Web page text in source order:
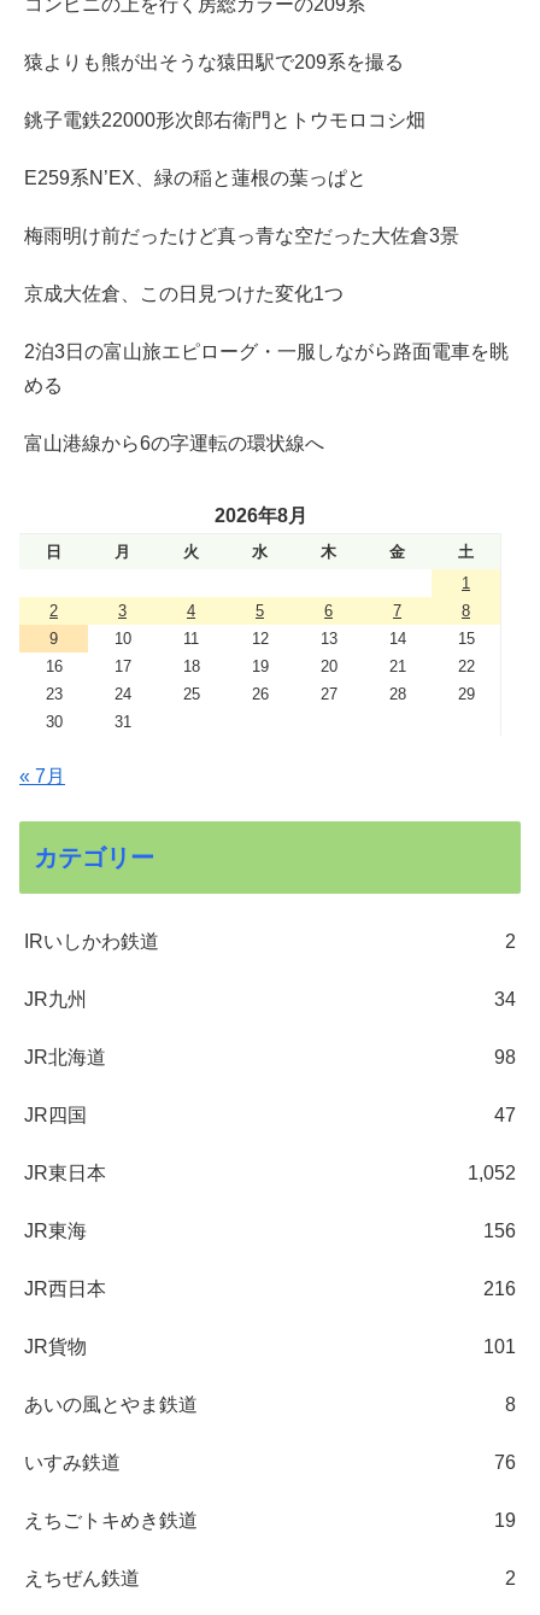
猿よりも熊が出そうな猿田駅で209系を撮る
銚子電鉄22000形次郎右衛門とトウモロコシ畑
E259系N’EX、緑の稲と蓮根の葉っぱと
梅雨明け前だったけど真っ青な空だった大佐倉3景
京成大佐倉、この日見つけた変化1つ
2泊3日の富山旅エピローグ・一服しながら路面電車を眺
める
富山港線から6の字運転の環状線へ
2026年8月
日 月 火 水 木 金
土
1
2
3 4 5 6 7
8
9
10 11 12 13 14
15
16
17 18 19 20 21
22
23
24 25 26 27 28
29
30
31
« 7月
カテゴリー
IRいしかわ鉄道 2
JR九州 34
JR北海道 98
JR四国 47
JR東日本 1,052
JR東海 156
JR西日本 216
JR貨物 101
あいの風とやま鉄道 8
いすみ鉄道 76
えちごトキめき鉄道 19
えちぜん鉄道 2